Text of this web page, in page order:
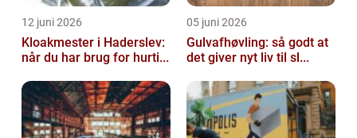
12 juni 2026
Kloakmester i Haderslev:
når du har brug for hurti...
05 juni 2026
Gulvafhøvling: så godt at
det giver nyt liv til sl...